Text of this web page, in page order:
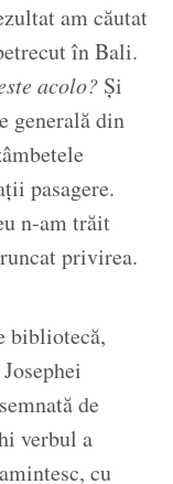
am căutat
în Bali.
acolo? Și
generală din
pasagere.
n-am trăit
privirea.
bibliotecă,
de
verbul a
cu